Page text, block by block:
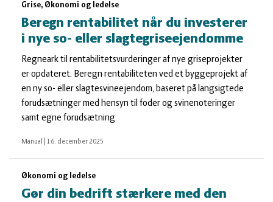
Grise, Økonomi og ledelse
Beregn rentabilitet når du investerer
i nye so- eller slagtegriseejendomme
Regneark til rentabilitetsvurderinger af nye griseprojekter
er opdateret. Beregn rentabiliteten ved et byggeprojekt af
en ny so- eller slagtesvineejendom, baseret på langsigtede
forudsætninger med hensyn til foder og svinenoteringer
samt egne forudsætning
Manual 16. december 2025
Økonomi og ledelse
Gør din bedrift stærkere med den